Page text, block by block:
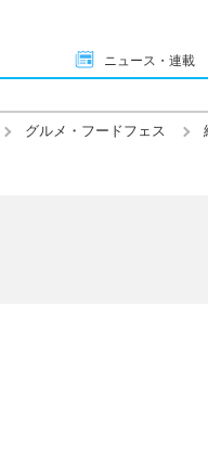
ニュース・連載
グルメ・フードフェス